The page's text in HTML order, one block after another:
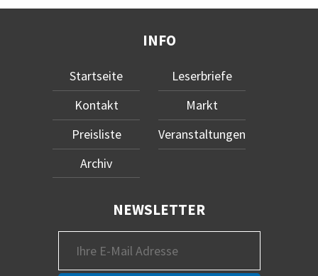
INFO
Startseite
Kontakt
Preisliste
Archiv
Leserbriefe
Markt
Veranstaltungen
NEWSLETTER